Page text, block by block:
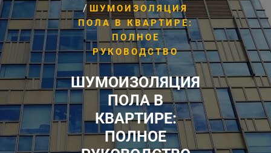
/ ШУМОИЗОЛЯЦИЯ
ПОЛА В КВАРТИРЕ:
ПОЛНОЕ
РУКОВОДСТВО
ШУМОИЗОЛЯЦИЯ
ПОЛА В
КВАРТИРЕ:
ПОЛНОЕ